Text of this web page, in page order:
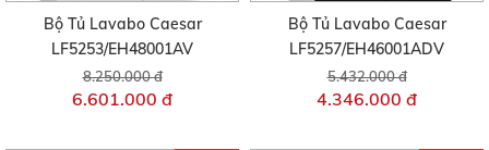
Bộ Tủ Lavabo Caesar
LF5253/EH48001AV
8.250.000 đ
6.601.000 đ
Bộ Tủ Lavabo Caesar
LF5257/EH46001ADV
5.432.000 đ
4.346.000 đ